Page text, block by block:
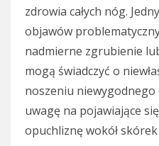
zdrowia całych nóg.
objawów
nadmierne zgrubienie
mogą świadczyć o
noszeniu
uwagę na pojawiające
opuchliznę wokół